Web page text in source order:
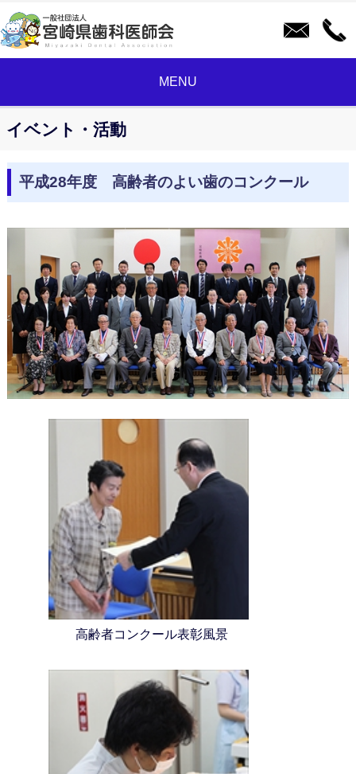
MENU
イベント・活動
平成28年度 高齢者のよい歯のコンクール
高齢者コンクール表彰風景